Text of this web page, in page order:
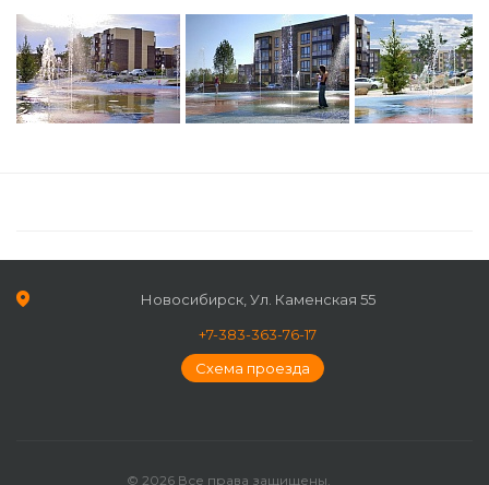
Новосибирск, Ул. Каменская 55
+7-383-363-76-17
Схема проезда
© 2026 Все права защищены.